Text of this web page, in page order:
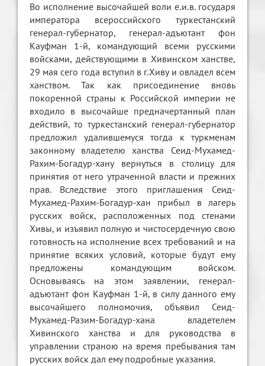
Во исполнение высочайшей воли е.и.в. государя
императора всероссийского туркестанский
генерал-губернатор, генерал-адъютант фон
Кауфман 1-й, командующий всеми русскими
войсками, действующими в Хивинском ханстве,
29 мая сего года вступил в г.Хиву и овладел всем
ханством. Так как присоединение вновь
покоренной страны к Российской империи не
входило в высочайше предначертанный план
действий, то туркестанский генерал-губернатор
предложил удалившемуся тогда к туркменам
законному владетелю ханства Сеид-Мухамед-
Рахим-Богадур-хану вернуться в столицу для
принятия от него утраченной власти и прежних
прав. Вследствие этого приглашения Сеид-
Мухамед-Рахим-Богадур-хан прибыл в лагерь
русских войск, расположенных под стенами
Хивы, и изъявил полную и чистосердечную свою
готовность на исполнение всех требований и на
принятие всяких условий, которые будут ему
предложены командующим войском.
Основываясь на этом заявлении, генерал-
адъютант фон Кауфман 1-й, в силу данного ему
высочайшего полномочия, объявил Сеид-
Мухамед-Разим-Богадур-хана владетелем
Хивинского ханства и для руководства в
управлении страною на время пребывания там
русских войск дал ему подробные указания.